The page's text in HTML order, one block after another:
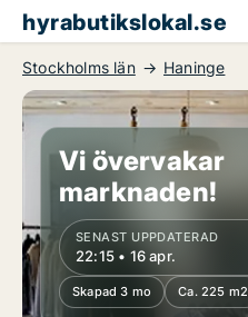
hyrabutikslokal.se
Stockholms län Haninge
Vi övervakar
marknaden!
SENAST UPPDATERAD
22:15 • 16 apr.
Skapad 3 mo Ca. 225 m2